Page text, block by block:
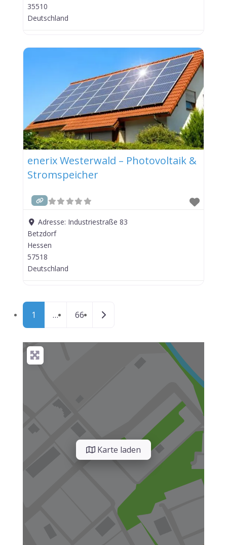
35510
Deutschland
enerix Westerwald – Photovoltaik &
Stromspeicher
Adresse: Industriestraße 83
Betzdorf
Hessen
57518
Deutschland
Posts navigation
1 … 66 Ältere Beiträge
Karte laden